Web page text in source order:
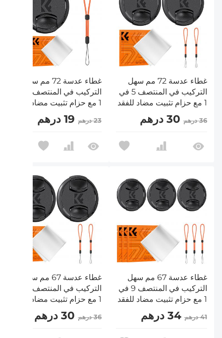
غطاء عدسة 72 مم سهل
التركيب في المنتصف 5 في
1 مع حزام تثبيت مضاد للفقد
متوافق مع عدسات كاميرات
نيكون وكانون وسوني
36 درهم 30 درهم
غطاء عدسة 72 مم سهل
1 مع حزام تثبيت مضاد للفقد
متوافق مع عدسات كاميرات
نيكون وكانون وسوني
23 درهم 19 درهم
غطاء عدسة 67 مم سهل
التركيب في المنتصف 9 في
1 مع حزام تثبيت مضاد للفقد
متوافق مع عدسات كاميرات
نيكون وكانون وسوني
41 درهم 34 درهم
غطاء عدسة 67 مم سهل
1 مع حزام تثبيت مضاد للفقد
متوافق مع عدسات كاميرات
نيكون وكانون وسوني
36 درهم 30 درهم